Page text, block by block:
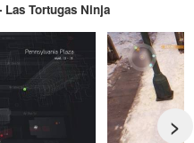
Tortugas Ninja
>